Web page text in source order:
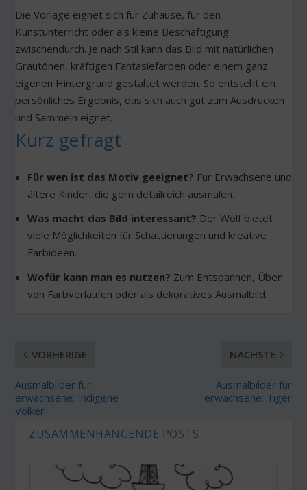
Die Vorlage eignet sich für Zuhause, für den
Kunstunterricht oder als kleine Beschäftigung
zwischendurch. Je nach Stil kann das Bild mit natürlichen
Grautönen, kräftigen Fantasiefarben oder einem ganz
eigenen Hintergrund gestaltet werden. So entsteht ein
persönliches Ergebnis, das sich auch gut zum Ausdrucken
und Sammeln eignet.
Kurz gefragt
Für wen ist das Motiv geeignet? Für Erwachsene und
ältere Kinder, die gern detailreich ausmalen.
Was macht das Bild interessant? Der Wolf bietet
viele Möglichkeiten für Schattierungen und kreative
Farbideen.
Wofür kann man es nutzen? Zum Entspannen, Üben
von Farbverläufen oder als dekoratives Ausmalbild.
VORHERIGE
Ausmalbilder für
erwachsene: Indigene
Völker
NÄCHSTE
Ausmalbilder für
erwachsene: Tiger
ZUSAMMENHÄNGENDE POSTS